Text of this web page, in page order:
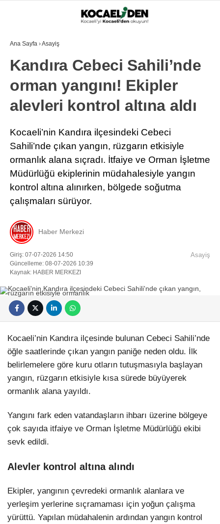
Ana Sayfa ›Asayiş
Kandıra Cebeci Sahili’nde
orman yangını! Ekipler
alevleri kontrol altına aldı
Kocaeli’nin Kandıra ilçesindeki Cebeci
Sahili’nde çıkan yangın, rüzgarın etkisiyle
ormanlık alana sıçradı. İtfaiye ve Orman İşletme
Müdürlüğü ekiplerinin müdahalesiyle yangın
kontrol altına alınırken, bölgede soğutma
çalışmaları sürüyor.
Haber Merkezi
Giriş: 07-07-2026 14:50
Güncelleme: 08-07-2026 10:39
Kaynak: HABER MERKEZI
Asayiş
Kocaeli’nin Kandıra ilçesinde bulunan Cebeci Sahili’nde
öğle saatlerinde çıkan yangın paniğe neden oldu. İlk
belirlemelere göre kuru otların tutuşmasıyla başlayan
yangın, rüzgarın etkisiyle kısa sürede büyüyerek
ormanlık alana yayıldı.
Yangını fark eden vatandaşların ihbarı üzerine bölgeye
çok sayıda itfaiye ve Orman İşletme Müdürlüğü ekibi
sevk edildi.
Alevler kontrol altına alındı
Ekipler, yangının çevredeki ormanlık alanlara ve
yerleşim yerlerine sıçramaması için yoğun çalışma
yürüttü. Yapılan müdahalenin ardından yangın kontrol